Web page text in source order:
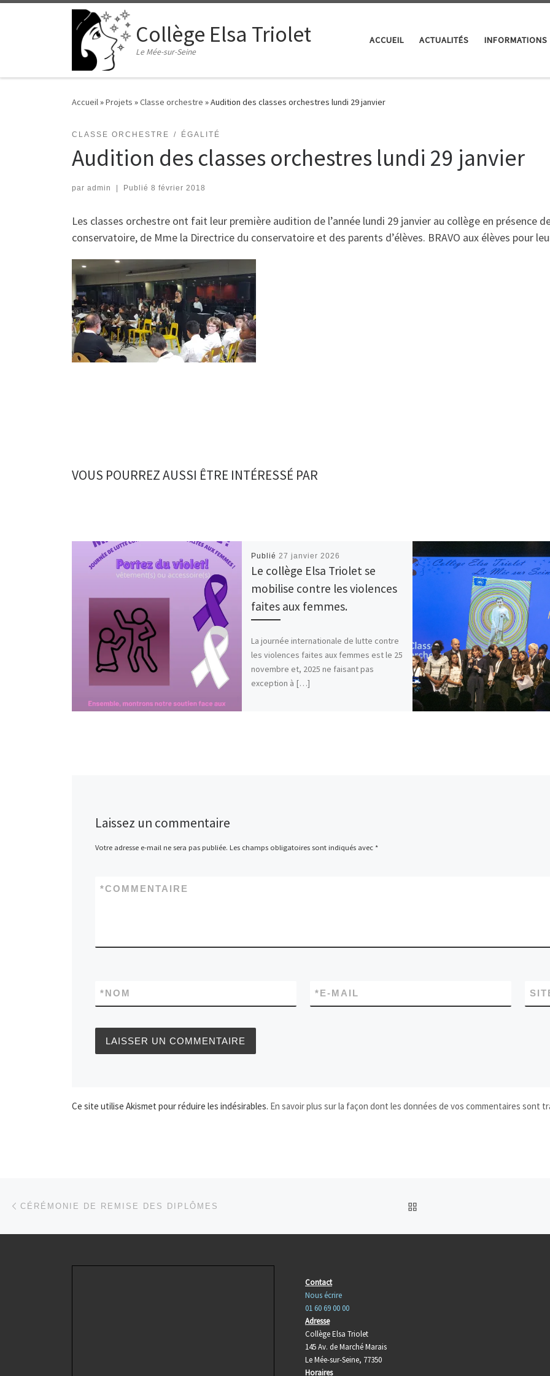
Passer au contenu
Collège Elsa Triolet
Le Mée-sur-Seine
ACCUEIL ACTUALITÉS INFORMATIONS
Accueil»Projets »Classe orchestre »Audition des classes orchestres lundi 29 janvier
CLASSE ORCHESTRE ÉGALITÉ
Audition des classes orchestres lundi 29 janvier
par admin | Publié 8 février 2018
Les classes orchestre ont fait leur première audition de l’année lundi 29 janvier au collège en présence
conservatoire, de Mme la Directrice du conservatoire et des parents d’élèves. BRAVO aux élèves pour
VOUS POURREZ AUSSI ÊTRE INTÉRESSÉ PAR
Publié 27 janvier 2026
Le collège Elsa Triolet se
mobilise contre les violences
faites aux femmes.
La journée internationale de lutte contre
les violences faites aux femmes est le 25
novembre et, 2025 ne faisant pas
exception à […]
Laissez un commentaire
Votre adresse e-mail ne sera pas publiée. Les champs obligatoires sont indiqués avec *
COMMENTAIRE
*
NOM
* E-MAIL
*
Ce site utilise Akismet pour réduire les indésirables. En savoir plus sur la façon dont les données de vos commentaires sont
Parcourir les articles
CÉRÉMONIE DE REMISE DES DIPLÔMES
Contact
Nous écrire
01 60 69 00 00
Adresse
Collège Elsa Triolet
145 Av. de Marché Marais
Le Mée-sur-Seine, 77350
Horaires